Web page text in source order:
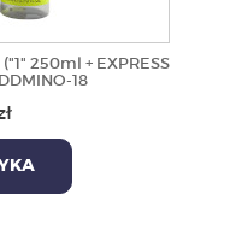
250ml + EXPRESS
18